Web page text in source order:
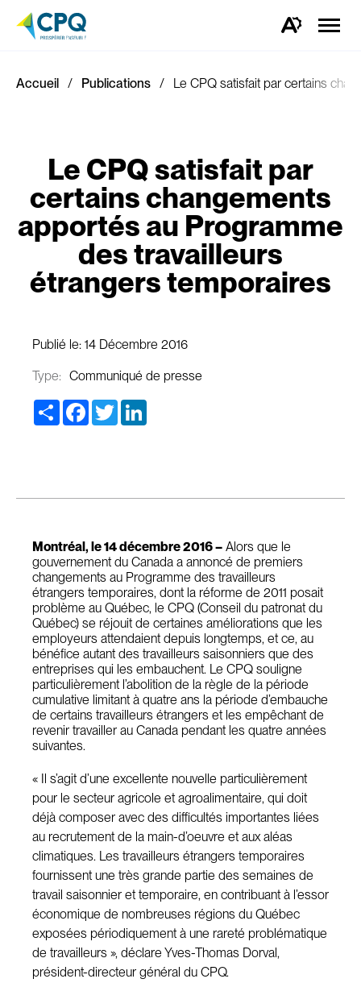
Ouvrez
d'accessibilité.
la
Accueil Publications Le CPQ satisfait par certains
Le CPQ satisfait par
certains changements
apportés au Programme
des travailleurs
étrangers temporaires
Publié le: 14 Décembre 2016
Type: Communiqué de presse
Share Facebook
Twitter
Montréal, le 14 décembre 2016 – Alors que le
gouvernement du Canada a annoncé de premiers
changements au Programme des travailleurs
étrangers temporaires, dont la réforme de 2011 posait
problème au Québec, le CPQ (Conseil du patronat du
Québec) se réjouit de certaines améliorations que les
employeurs attendaient depuis longtemps, et ce, au
bénéfice autant des travailleurs saisonniers que des
entreprises qui les embauchent. Le CPQ souligne
particulièrement l’abolition de la règle de la période
cumulative limitant à quatre ans la période d’embauche
de certains travailleurs étrangers et les empêchant de
revenir travailler au Canada pendant les quatre années
suivantes.
« Il s’agit d’une excellente nouvelle particulièrement
pour le secteur agricole et agroalimentaire, qui doit
déjà composer avec des difficultés importantes liées
au recrutement de la main-d’oeuvre et aux aléas
climatiques. Les travailleurs étrangers temporaires
fournissent une très grande partie des semaines de
travail saisonnier et temporaire, en contribuant à l’essor
économique de nombreuses régions du Québec
exposées périodiquement à une rareté problématique
de travailleurs », déclare Yves-Thomas Dorval,
président-directeur général du CPQ.